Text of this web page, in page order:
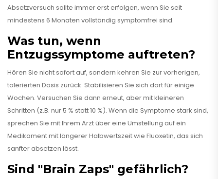
Absetzversuch sollte immer erst erfolgen, wenn Sie seit
mindestens 6 Monaten vollständig symptomfrei sind.
Was tun, wenn
Entzugssymptome auftreten?
Hören Sie nicht sofort auf, sondern kehren Sie zur vorherigen,
tolerierten Dosis zurück. Stabilisieren Sie sich dort für einige
Wochen. Versuchen Sie dann erneut, aber mit kleineren
Schritten (z.B. nur 5 % statt 10 %). Wenn die Symptome stark sind,
sprechen Sie mit Ihrem Arzt über eine Umstellung auf ein
Medikament mit längerer Halbwertszeit wie Fluoxetin, das sich
sanfter absetzen lässt.
Sind "Brain Zaps" gefährlich?